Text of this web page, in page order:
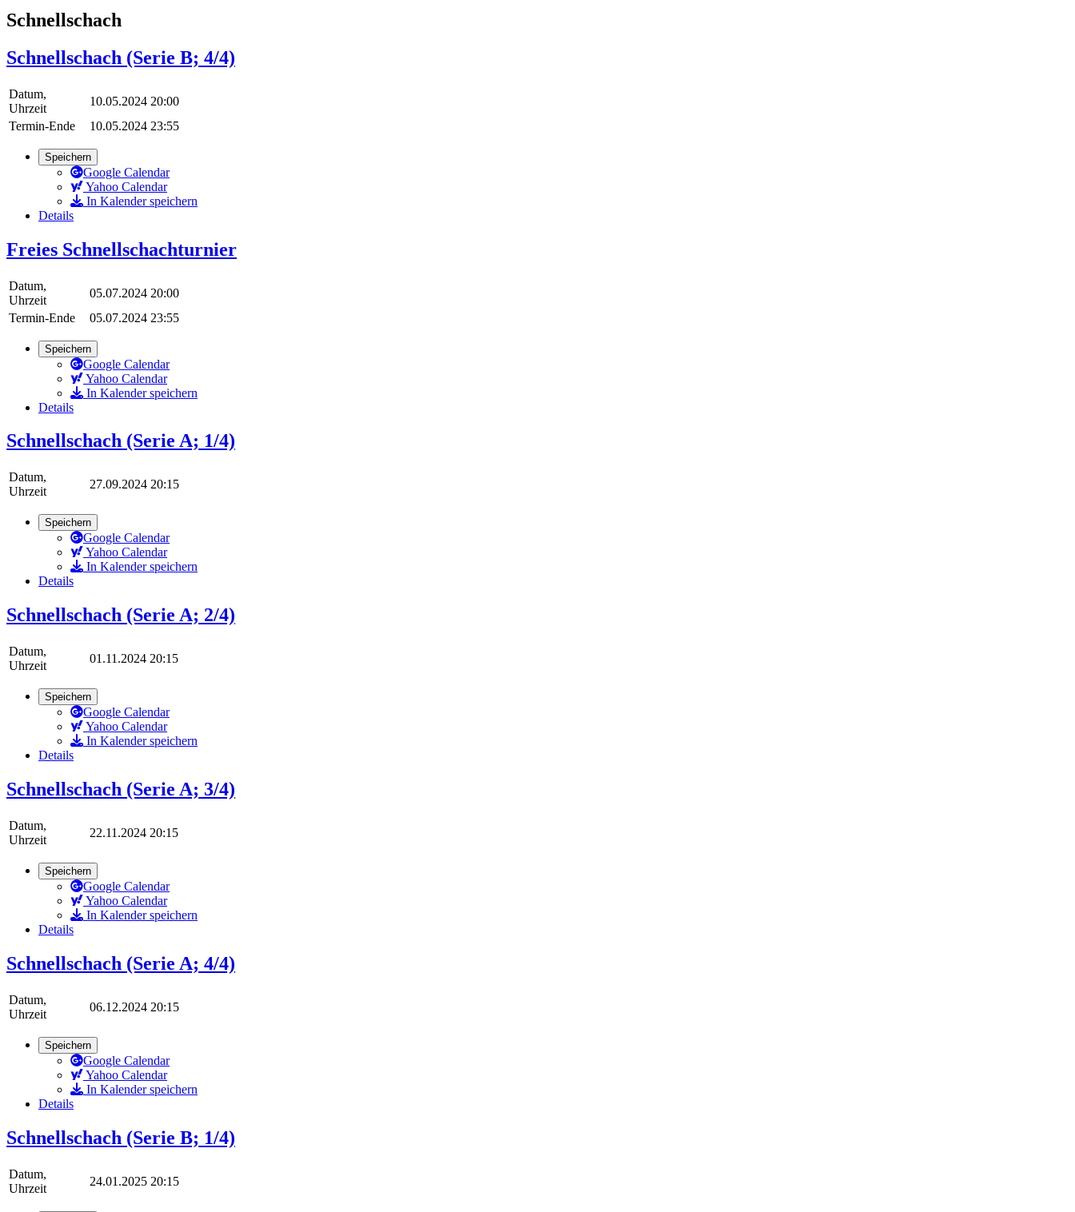
Schnellschach
Schnellschach (Serie B; 4/4)
Datum,
Uhrzeit
10.05.2024 20:00
Termin-Ende
10.05.2024 23:55
Speichern
Google Calendar
Yahoo Calendar
In Kalender speichern
Details
Freies Schnellschachturnier
Datum,
Uhrzeit
05.07.2024 20:00
Termin-Ende
05.07.2024 23:55
Speichern
Google Calendar
Yahoo Calendar
In Kalender speichern
Details
Schnellschach (Serie A; 1/4)
Datum,
Uhrzeit
27.09.2024 20:15
Speichern
Google Calendar
Yahoo Calendar
In Kalender speichern
Details
Schnellschach (Serie A; 2/4)
Datum,
Uhrzeit
01.11.2024 20:15
Speichern
Google Calendar
Yahoo Calendar
In Kalender speichern
Details
Schnellschach (Serie A; 3/4)
Datum,
Uhrzeit
22.11.2024 20:15
Speichern
Google Calendar
Yahoo Calendar
In Kalender speichern
Details
Schnellschach (Serie A; 4/4)
Datum,
Uhrzeit
06.12.2024 20:15
Speichern
Google Calendar
Yahoo Calendar
In Kalender speichern
Details
Schnellschach (Serie B; 1/4)
Datum,
Uhrzeit
24.01.2025 20:15